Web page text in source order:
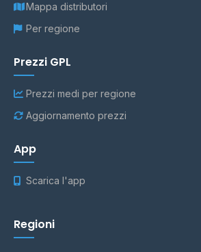
Mappa distributori
Per regione
Prezzi GPL
Prezzi medi per regione
Aggiornamento prezzi
App
Scarica l'app
Regioni